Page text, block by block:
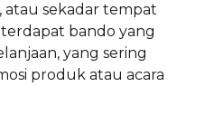
atau sekadar tempat
bando yang
yang sering
produk atau acara